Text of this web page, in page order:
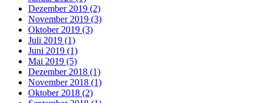
Dezember 2019 (2)
November 2019 (3)
Oktober 2019 (3)
Juli 2019 (1)
Juni 2019 (1)
Mai 2019 (5)
Dezember 2018 (1)
November 2018 (1)
Oktober 2018 (2)